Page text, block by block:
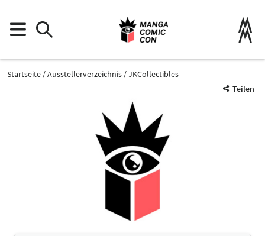
Startseite Ausstellerverzeichnis
JKCollectibles
Teilen